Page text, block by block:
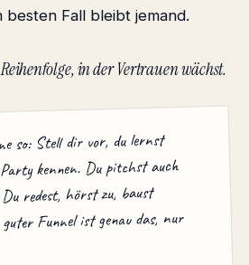
besten Fall bleibt jemand.
in der Vertrauen wächst.
so: Stell dir vor, du lernst
kennen. Du pitchst auch
redest, hörst zu, baust
Funnel ist genau das, nur